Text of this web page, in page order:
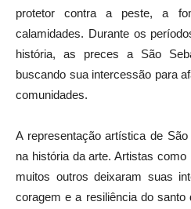
protetor contra a peste, a
calamidades. Durante os
história, as preces a São
buscando sua intercessão para
comunidades.
A representação artística de
na história da arte. Artistas
muitos outros deixaram suas
coragem e a resiliência do